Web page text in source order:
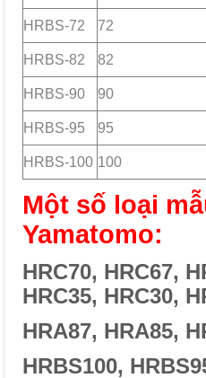
HRBS-72 72
HRBS-82 82
HRBS-90 90
HRBS-95 95
HRBS-100 100
Một số loại
Yamatomo:
HRC70, HRC67,
HRC35, HRC30,
HRA87, HRA85,
HRBS100,